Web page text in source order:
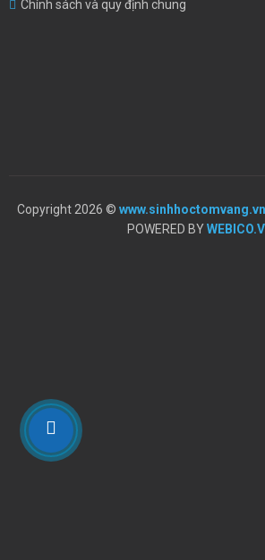
Chính sách và quy định chung
Copyright 2026 © www.sinhhoctomvang.vn
POWERED BY